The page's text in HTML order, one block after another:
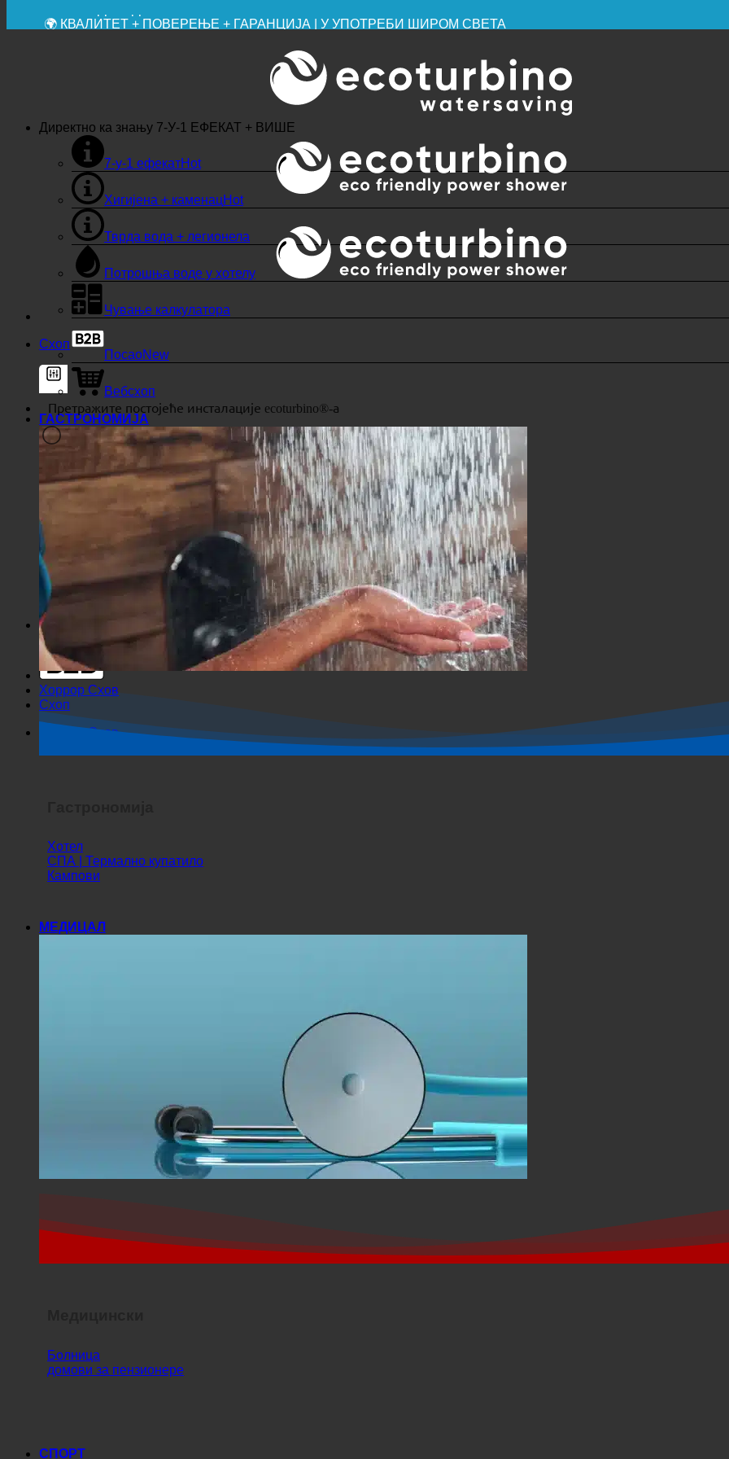
🌍 КВАЛИТЕТ + ПОВЕРЕЊЕ + ГАРАНЦИЈА | У УПОТРЕБИ ШИРОМ СВЕТА
Схоп
Генерички филтери
Екакте Убереинстиммунг
Суцхе им Инхалт
Тражи у изводу
Филтрирајте према
прилагођеном типу објаве
Суцхе ауф Сеитен
Суцхе ин Беитраген
Хоррор Схов
Схоп
Хоррор Схов
Директно ка знању 7-У-1 ЕФЕКАТ + ВИШЕ
7-у-1 ефекат
Хигијена + каменац
Тврда вода + легионела
Потрошња воде у хотелу
Чување калкулатора
Посао
Вебсхоп
ГАСТРОНОМИЈА
Хотел
СПА | Термално купатило
Кампови
МЕДИЦАЛ
Болница
домови за пензионере
СПОРТ